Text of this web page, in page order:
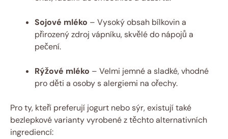
Sojové mléko – Vysoký obsah bílkovin a
přirozený zdroj vápníku, skvělé do nápojů a
pečení.
Rýžové mléko – Velmi jemné a sladké, vhodné
pro děti a osoby s alergiemi na ořechy.
Pro ty, kteří preferují jogurt nebo sýr, existují také
bezlepkové varianty vyrobené z těchto alternativních
ingrediencí: